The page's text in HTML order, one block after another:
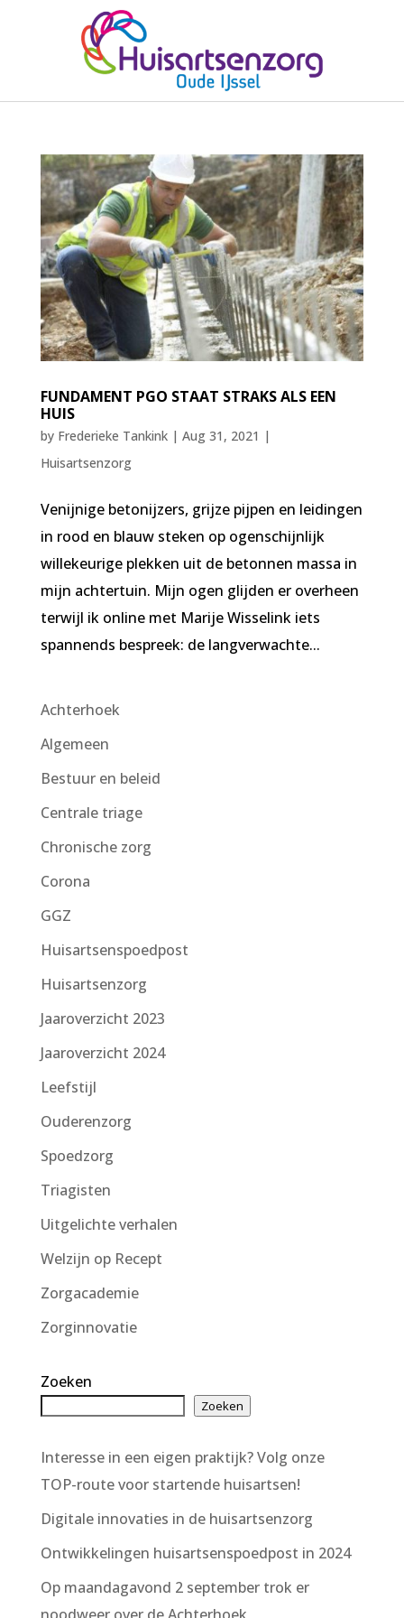
FUNDAMENT PGO STAAT STRAKS ALS EEN
HUIS
by Frederieke Tankink| Aug 31, 2021 |
Huisartsenzorg
Venijnige betonijzers, grijze pijpen en leidingen
in rood en blauw steken op ogenschijnlijk
willekeurige plekken uit de betonnen massa in
mijn achtertuin. Mijn ogen glijden er overheen
terwijl ik online met Marije Wisselink iets
spannends bespreek: de langverwachte...
Achterhoek
Algemeen
Bestuur en beleid
Centrale triage
Chronische zorg
Corona
GGZ
Huisartsenspoedpost
Huisartsenzorg
Jaaroverzicht 2023
Jaaroverzicht 2024
Leefstijl
Ouderenzorg
Spoedzorg
Triagisten
Uitgelichte verhalen
Welzijn op Recept
Zorgacademie
Zorginnovatie
Zoeken
Zoeken
Interesse in een eigen praktijk? Volg onze
TOP-route voor startende huisartsen!
Digitale innovaties in de huisartsenzorg
Ontwikkelingen huisartsenspoedpost in 2024
Op maandagavond 2 september trok er